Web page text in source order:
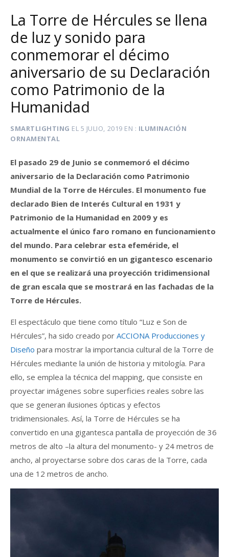
La Torre de Hércules se llena
de luz y sonido para
conmemorar el décimo
aniversario de su Declaración
como Patrimonio de la
Humanidad
SMARTLIGHTING EL 5 JULIO, 2019 EN
ILUMINACIÓN
ORNAMENTAL
El pasado 29 de Junio se conmemoró el décimo
aniversario de la Declaración como Patrimonio
Mundial de la Torre de Hércules. El monumento fue
declarado Bien de Interés Cultural en 1931 y
Patrimonio de la Humanidad en 2009 y es
actualmente el único faro romano en funcionamiento
del mundo. Para celebrar esta efeméride, el
monumento se convirtió en un gigantesco escenario
en el que se realizará una proyección tridimensional
de gran escala que se mostrará en las fachadas de la
Torre de Hércules.
El espectáculo que tiene como título “Luz e Son de
Hércules”, ha sido creado por ACCIONA Producciones y
Diseño para mostrar la importancia cultural de la Torre de
Hércules mediante la unión de historia y mitología. Para
ello, se emplea la técnica del mapping, que consiste en
proyectar imágenes sobre superficies reales sobre las
que se generan ilusiones ópticas y efectos
tridimensionales. Así, la Torre de Hércules se ha
convertido en una gigantesca pantalla de proyección de 36
metros de alto –la altura del monumento- y 24 metros de
ancho, al proyectarse sobre dos caras de la Torre, cada
una de 12 metros de ancho.